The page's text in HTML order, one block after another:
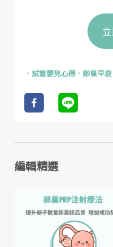
． 試管嬰兒心得． 卵巢早衰
編輯精選